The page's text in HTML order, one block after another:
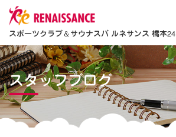
スポーツクラブ＆サウナスパ ルネサンス 橋本24
スタッフブログ